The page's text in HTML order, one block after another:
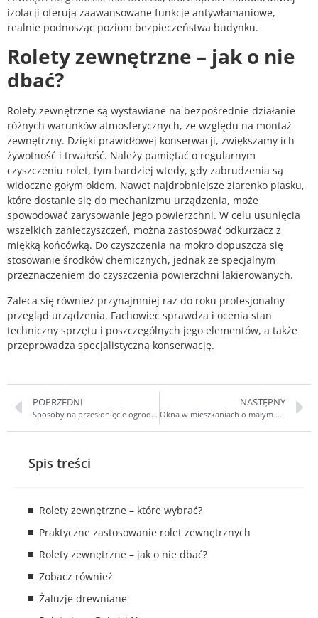
izolacji oferują zaawansowane funkcje antywłamaniowe,
realnie podnosząc poziom bezpieczeństwa budynku.
Rolety zewnętrzne – jak o nie
dbać?
Rolety zewnętrzne są wystawiane na bezpośrednie działanie
różnych warunków atmosferycznych, ze względu na montaż
zewnętrzny. Dzięki prawidłowej konserwacji, zwiększamy ich
żywotność i trwałość. Należy pamiętać o regularnym
czyszczeniu rolet, tym bardziej wtedy, gdy zabrudzenia są
widoczne gołym okiem. Nawet najdrobniejsze ziarenko piasku,
które dostanie się do mechanizmu urządzenia, może
spowodować zarysowanie jego powierzchni. W celu usunięcia
wszelkich zanieczyszczeń, można zastosować odkurzacz z
miękką końcówką. Do czyszczenia na mokro dopuszcza się
stosowanie środków chemicznych, jednak ze specjalnym
przeznaczeniem do czyszczenia powierzchni lakierowanych.
Zaleca się również przynajmniej raz do roku profesjonalny
przegląd urządzenia. Fachowiec sprawdza i ocenia stan
techniczny sprzętu i poszczególnych jego elementów, a także
przeprowadza specjalistyczną konserwację.
POPRZEDNI
Sposoby na przesłonięcie ogrodu zimowego
NASTĘPNY
Okna w mieszkaniach o małym metrażu
Spis treści
Rolety zewnętrzne – które wybrać?
Praktyczne zastosowanie rolet zewnętrznych
Rolety zewnętrzne – jak o nie dbać?
Zobacz również
Żaluzje drewniane